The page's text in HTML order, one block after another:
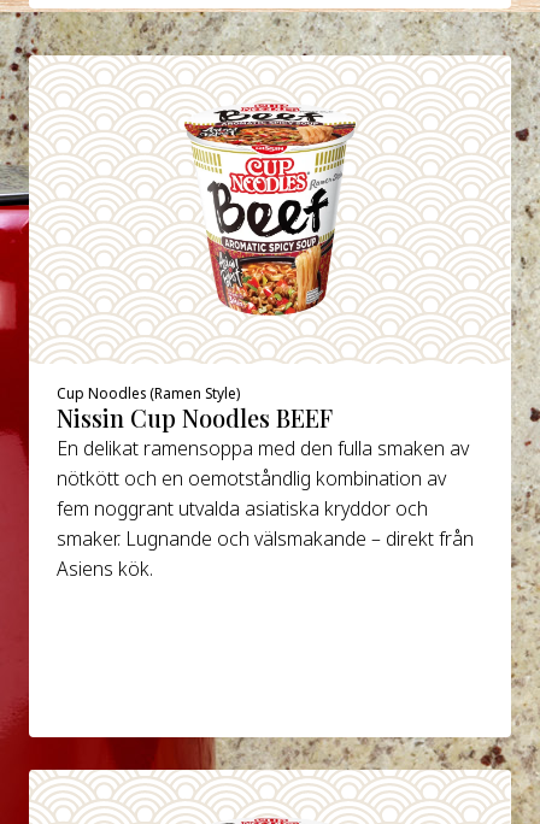
Cup Noodles (Ramen Style)
Nissin Cup Noodles BEEF
En delikat ramensoppa med den fulla smaken av
nötkött och en oemotståndlig kombination av
fem noggrant utvalda asiatiska kryddor och
smaker. Lugnande och välsmakande – direkt från
Asiens kök.
DETALJER